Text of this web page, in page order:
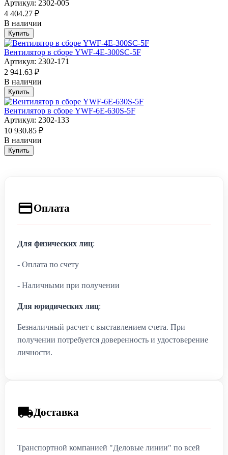
Артикул: 2302-005
4 404.27 ₽
В наличии
Купить
Вентилятор в сборе YWF-4E-300SC-5F
Артикул: 2302-171
2 941.63 ₽
В наличии
Купить
Вентилятор в сборе YWF-6E-630S-5F
Артикул: 2302-133
10 930.85 ₽
В наличии
Купить
Оплата
Для физических лиц:
- Оплата по счету
- Наличными при получении
Для юридических лиц:
Безналичный расчет с выставлением счета. При
получении потребуется доверенность и удостоверение
личности.
Доставка
Транспортной компанией "Деловые линии" по всей